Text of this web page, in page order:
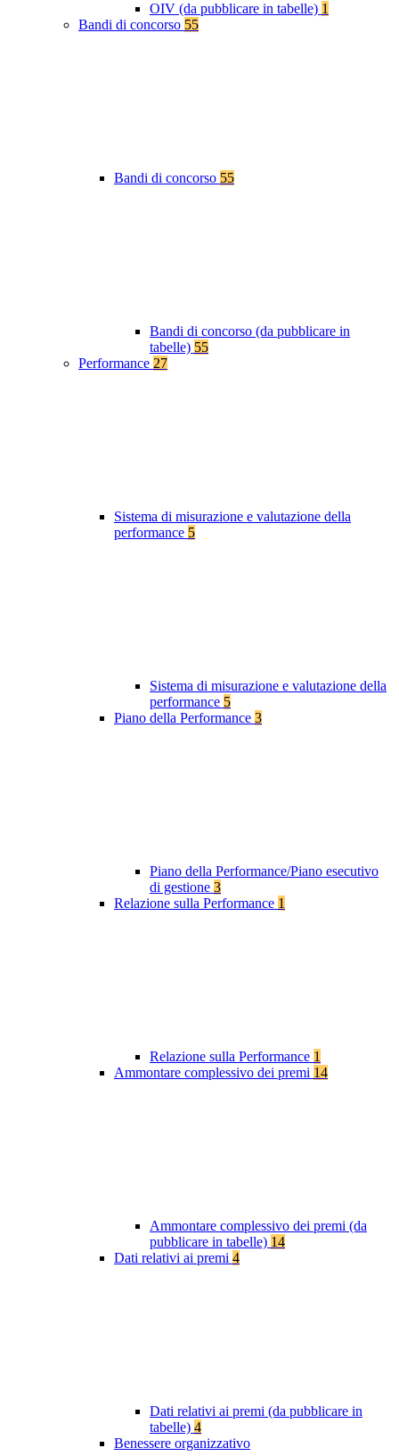
OIV (da pubblicare in tabelle) 1
Bandi di concorso 55
Bandi di concorso 55
Bandi di concorso (da pubblicare in
tabelle) 55
Performance 27
Sistema di misurazione e valutazione della
performance 5
Sistema di misurazione e valutazione della
performance 5
Piano della Performance 3
Piano della Performance/Piano esecutivo
di gestione 3
Relazione sulla Performance 1
Relazione sulla Performance 1
Ammontare complessivo dei premi 14
Ammontare complessivo dei premi (da
pubblicare in tabelle) 14
Dati relativi ai premi 4
Dati relativi ai premi (da pubblicare in
tabelle) 4
Benessere organizzativo